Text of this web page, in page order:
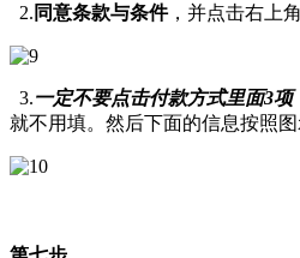
2. 同意条款与条件，并点击右上角
3.一定不要点击付款方式里面3项
就不用填。然后下面的信息按照图